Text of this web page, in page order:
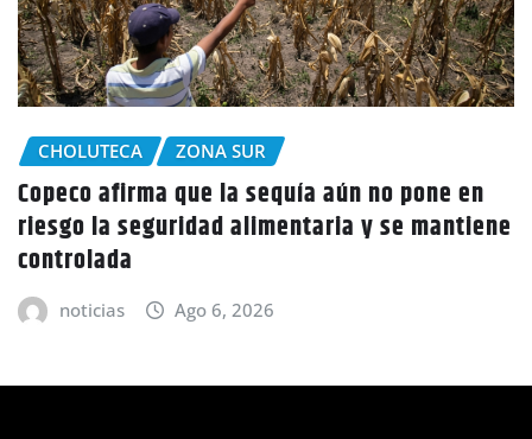
en
CHOLUTECA
Policía Nacional desaloja a
tierras en El Tulito, Choluteca